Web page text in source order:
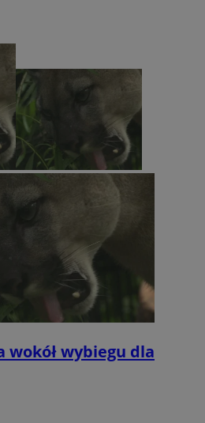
wybiegu dla